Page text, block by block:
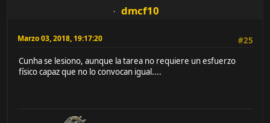
dmcf10
Marzo 03, 2018, 19:17:20
#25
Cunha se lesiono, aunque la tarea no requiere un esfuerzo
físico capaz que no lo convocan igual....